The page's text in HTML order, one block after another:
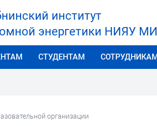
институт
энергетики НИЯУ
СТУДЕНТАМ
организации